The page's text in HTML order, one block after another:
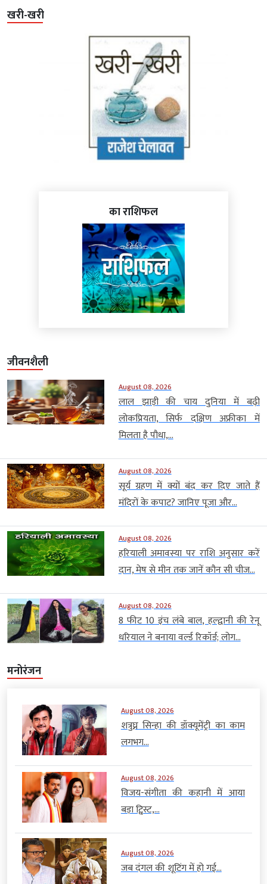
खरी-खरी
का राशिफल
जीवनशैली
August 08, 2026
लाल झाड़ी की चाय दुनिया में बढ़ी
लोकप्रियता, सिर्फ दक्षिण अफ्रीका में
मिलता है पौधा,...
August 08, 2026
सूर्य ग्रहण में क्यों बंद कर दिए जाते हैं
मंदिरों के कपाट? जानिए पूजा और...
August 08, 2026
हरियाली अमावस्या पर राशि अनुसार करें
दान, मेष से मीन तक जानें कौन सी चीज...
August 08, 2026
8 फीट 10 इंच लंबे बाल, हल्द्वानी की रेनू
धरियाल ने बनाया वर्ल्ड रिकॉर्ड; लोग...
मनोरंजन
August 08, 2026
शत्रुघ्न सिन्हा की डॉक्यूमेंट्री का काम
लगभग...
August 08, 2026
विजय-संगीता की कहानी में आया
बड़ा ट्विस्ट,...
August 08, 2026
जब दंगल की शूटिंग में हो गई...